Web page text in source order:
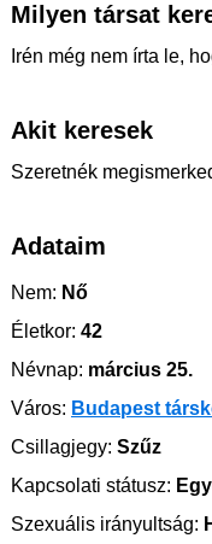
Milyen társat
Irén még nem írta le,
Akit keresek
Szeretnék
Adataim
Nem: Nő
Életkor: 42
Névnap: március 25.
Város: Budapest
Csillagjegy: Szűz
Kapcsolati státusz:
Szexuális irányultság: